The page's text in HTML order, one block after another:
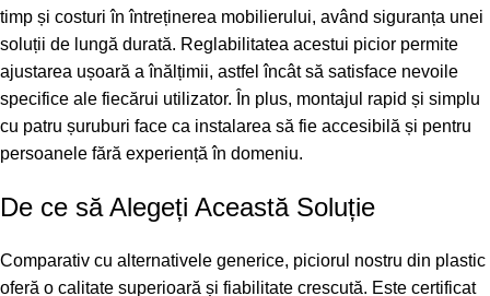
timp și costuri în întreținerea mobilierului, având siguranța unei
soluții de lungă durată. Reglabilitatea acestui picior permite
ajustarea ușoară a înălțimii, astfel încât să satisface nevoile
specifice ale fiecărui utilizator. În plus, montajul rapid și simplu
cu patru șuruburi face ca instalarea să fie accesibilă și pentru
persoanele fără experiență în domeniu.
De ce să Alegeți Această Soluție
Comparativ cu alternativele generice, piciorul nostru din plastic
oferă o calitate superioară și fiabilitate crescută. Este certificat